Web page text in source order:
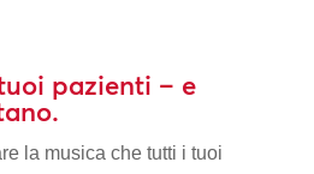
pazienti – e
la musica che tutti i tuoi